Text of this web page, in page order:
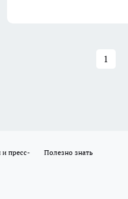
1
и пресс-
Полезно знать